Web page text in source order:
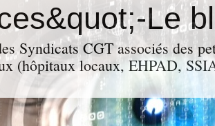
Syndicats CGT associés des
(hôpitaux locaux, EHPAD,